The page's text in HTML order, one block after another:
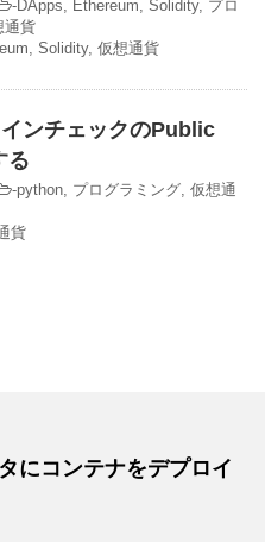
-DApps, Ethereum, Solidity, プロ
通貨
, Solidity, 仮想通貨
ンチェックのPublic
る
-python, プログラミング, 仮想通
貨
にコンテナをデプロイ